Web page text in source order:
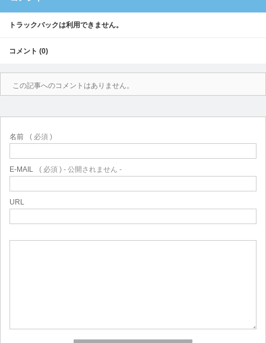
トラックバックは利用できません。
コメント (0)
この記事へのコメントはありません。
名前 ( 必須 )
E-MAIL ( 必須 ) - 公開されません -
URL